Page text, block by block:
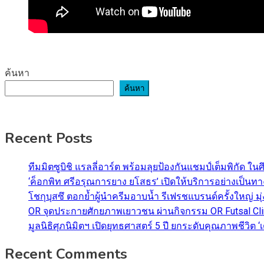
ค้นหา
ค้นหา
Recent Posts
ทีมมิตซูบิชิ แรลลี่อาร์ต พร้อมลุยป้องกันแชมป์เต็มพิกัด ใน
‘ค็อกพิท ศรีอรุณการยาง ยโสธร’ เปิดให้บริการอย่างเป็น
โชกุบุสซึ ตอกย้ำผู้นำครีมอาบน้ำ รีเฟรชแบรนด์ครั้งใหญ่ มุ่
OR จุดประกายศักยภาพเยาวชน ผ่านกิจกรรม OR Futsal
มูลนิธิศุภนิมิตฯ เปิดยุทธศาสตร์ 5 ปี ยกระดับคุณภาพชีวิต
Recent Comments